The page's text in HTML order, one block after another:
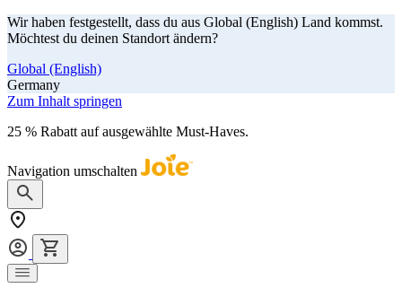
Wir haben festgestellt, dass du aus Global (English) Land kommst.
Möchtest du deinen Standort ändern?
Global (English)
Germany
Zum Inhalt springen
25 % Rabatt auf ausgewählte Must-Haves.
Navigation umschalten